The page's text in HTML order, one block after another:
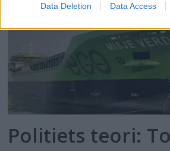
Data Deletion Data Access
Politiets teori: